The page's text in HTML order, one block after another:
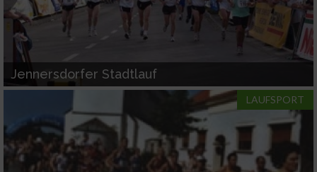
Jennersdorfer Stadtlauf
LAUFSPORT